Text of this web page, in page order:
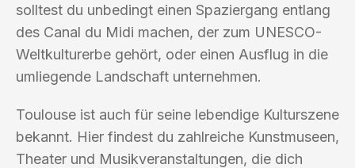
solltest du unbedingt einen Spaziergang entlang
des Canal du Midi machen, der zum UNESCO-
Weltkulturerbe gehört, oder einen Ausflug in die
umliegende Landschaft unternehmen.
Toulouse ist auch für seine lebendige Kulturszene
bekannt. Hier findest du zahlreiche Kunstmuseen,
Theater und Musikveranstaltungen, die dich